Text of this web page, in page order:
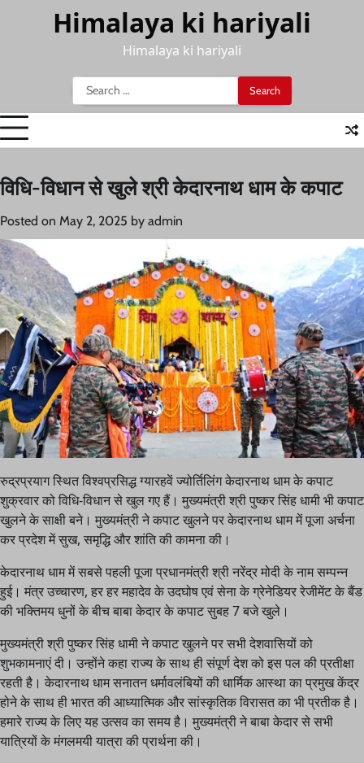
Himalaya ki hariyali
Himalaya ki hariyali
Search
for:
विधि-विधान से खुले श्री केदारनाथ धाम के कपाट
Posted on May 2, 2025 by admin
रुद्रप्रयाग स्थित विश्वप्रसिद्ध ग्यारहवें ज्योर्तिलिंग केदारनाथ धाम के कपाट
शुक्रवार को विधि-विधान से खुल गए हैं। मुख्यमंत्री श्री पुष्कर सिंह धामी भी कपाट
खुलने के साक्षी बने। मुख्यमंत्री ने कपाट खुलने पर केदारनाथ धाम में पूजा अर्चना
कर प्रदेश में सुख, समृद्धि और शांति की कामना की।
केदारनाथ धाम में सबसे पहली पूजा प्रधानमंत्री श्री नरेंद्र मोदी के नाम सम्पन्न
हुई। मंत्र उच्चारण, हर हर महादेव के उदघोष एवं सेना के ग्रेनेडियर रेजीमेंट के बैंड
की भक्तिमय धुनों के बीच बाबा केदार के कपाट सुबह 7 बजे खुले।
मुख्यमंत्री श्री पुष्कर सिंह धामी ने कपाट खुलने पर सभी देशवासियों को
शुभकामनाएं दी। उन्होंने कहा राज्य के साथ ही संपूर्ण देश को इस पल की प्रतीक्षा
रहती है। केदारनाथ धाम सनातन धर्मावलंबियों की धार्मिक आस्था का प्रमुख केंद्र
होने के साथ ही भारत की आध्यात्मिक और सांस्कृतिक विरासत का भी प्रतीक है।
हमारे राज्य के लिए यह उत्सव का समय है। मुख्यमंत्री ने बाबा केदार से सभी
यात्रियों के मंगलमयी यात्रा की प्रार्थना की।